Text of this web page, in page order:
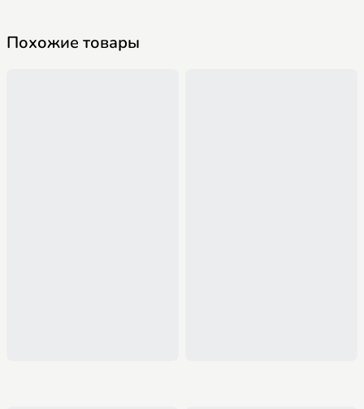
Похожие товары